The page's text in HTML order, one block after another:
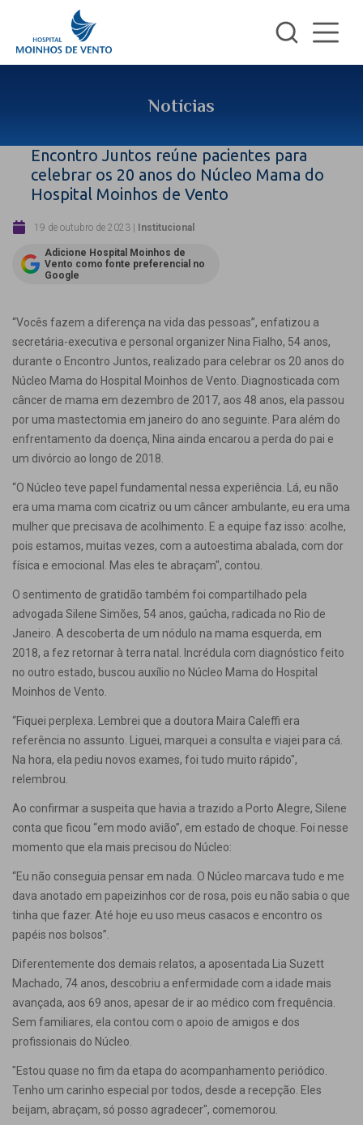
Notícias
Encontro Juntos reúne pacientes para
celebrar os 20 anos do Núcleo Mama do
Hospital Moinhos de Vento
19 de outubro de 2023 | Institucional
Adicione Hospital Moinhos de
Vento como fonte preferencial no
Google
“Vocês fazem a diferença na vida das pessoas”, enfatizou a
secretária-executiva e personal organizer Nina Fialho, 54 anos,
durante o Encontro Juntos, realizado para celebrar os 20 anos do
Núcleo Mama do Hospital Moinhos de Vento. Diagnosticada com
câncer de mama em dezembro de 2017, aos 48 anos, ela passou
por uma mastectomia em janeiro do ano seguinte. Para além do
enfrentamento da doença, Nina ainda encarou a perda do pai e
um divórcio ao longo de 2018.
“O Núcleo teve papel fundamental nessa experiência. Lá, eu não
era uma mama com cicatriz ou um câncer ambulante, eu era uma
mulher que precisava de acolhimento. E a equipe faz isso: acolhe,
pois estamos, muitas vezes, com a autoestima abalada, com dor
física e emocional. Mas eles te abraçam", contou.
O sentimento de gratidão também foi compartilhado pela
advogada Silene Simões, 54 anos, gaúcha, radicada no Rio de
Janeiro. A descoberta de um nódulo na mama esquerda, em
2018, a fez retornar à terra natal. Incrédula com diagnóstico feito
no outro estado, buscou auxílio no Núcleo Mama do Hospital
Moinhos de Vento.
“Fiquei perplexa. Lembrei que a doutora Maira Caleffi era
referência no assunto. Liguei, marquei a consulta e viajei para cá.
Na hora, ela pediu novos exames, foi tudo muito rápido",
relembrou.
Ao confirmar a suspeita que havia a trazido a Porto Alegre, Silene
conta que ficou “em modo avião”, em estado de choque. Foi nesse
momento que ela mais precisou do Núcleo:
“Eu não conseguia pensar em nada. O Núcleo marcava tudo e me
dava anotado em papeizinhos cor de rosa, pois eu não sabia o que
tinha que fazer. Até hoje eu uso meus casacos e encontro os
papéis nos bolsos”.
Diferentemente dos demais relatos, a aposentada Lia Suzett
Machado, 74 anos, descobriu a enfermidade com a idade mais
avançada, aos 69 anos, apesar de ir ao médico com frequência.
Sem familiares, ela contou com o apoio de amigos e dos
profissionais do Núcleo.
"Estou quase no fim da etapa do acompanhamento periódico.
Tenho um carinho especial por todos, desde a recepção. Eles
beijam, abraçam, só posso agradecer", comemorou.